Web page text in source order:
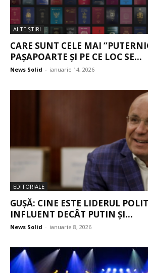
ALTE ŞTIRI
CARE SUNT CELE MAI
PAȘAPOARTE ȘI PE CE LOC SE...
News Solid - ianuarie 14, 2026
EDITORIALE
GUȘĂ: CINE ESTE LIDERUL
INFLUENT DECÂT PUTIN ȘI...
News Solid - ianuarie 8, 2026